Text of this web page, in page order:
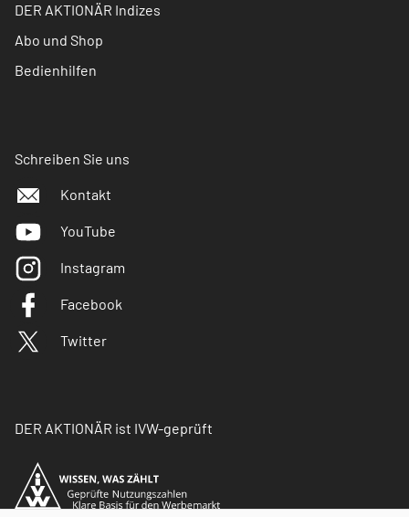
DER AKTIONÄR Indizes
Abo und Shop
Bedienhilfen
Schreiben Sie uns
Kontakt
YouTube
Instagram
Facebook
Twitter
DER AKTIONÄR ist IVW-geprüft